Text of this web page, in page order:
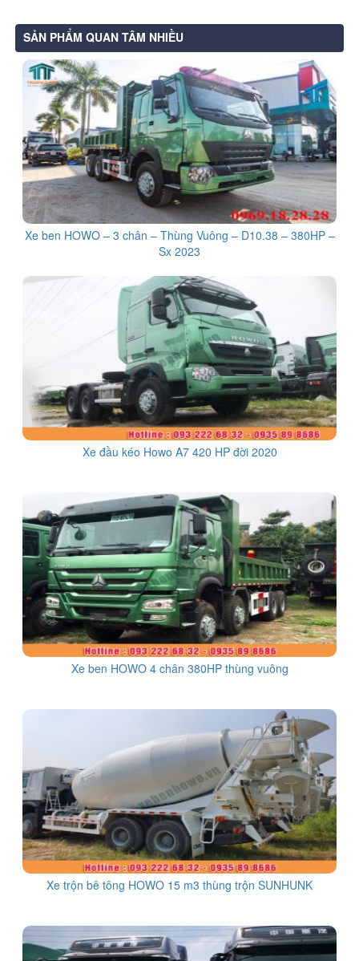
SẢN PHẨM QUAN TÂM NHIỀU
Xe ben HOWO – 3 chân – Thùng Vuông – D10.38 – 380HP –
Sx 2023
Xe đầu kéo Howo A7 420 HP đời 2020
Xe ben HOWO 4 chân 380HP thùng vuông
Xe trộn bê tông HOWO 15 m3 thùng trộn SUNHUNK